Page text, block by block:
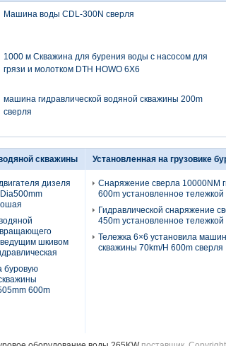
Машина воды CDL-300N сверля
1000 м Скважина для бурения воды с насосом для
грязи и молотком DTH HOWO 6X6
машина гидравлической водяной скважины 200m
сверля
скважины
дизеля
вращающего
шкивом
буровую
600m
Установленная на грузовике
Снаряжение сверла 10000NM
600m установленное тележкой
Гидравлической снаряжение
450m установленное тележкой
Тележка 6×6 установила
скважины 70km/H 600m сверля